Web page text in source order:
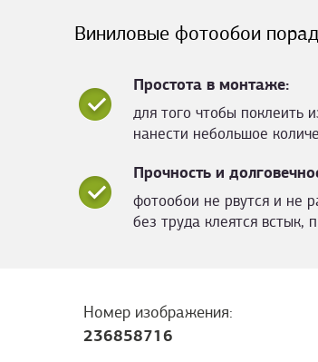
Виниловые фотообои
Простота в монтаже:
для того чтобы поклеить
нанести небольшое
Прочность и
фотообои не рвутся и не
без труда клеятся встык,
Номер изображения:
236858716